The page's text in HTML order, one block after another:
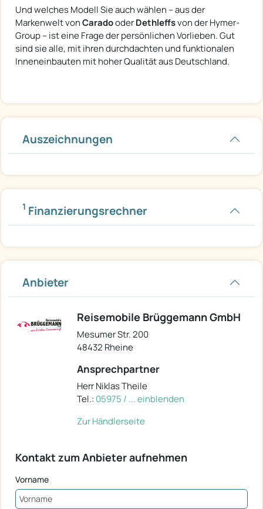
Und welches Modell Sie auch wählen – aus der
Markenwelt vonCaradooderDethleffsvon der Hymer-
Group – ist eine Frage der persönlichen Vorlieben. Gut
sind sie alle, mit ihren durchdachten und funktionalen
Inneneinbauten mit hoher Qualität aus Deutschland.
Auszeichnungen
1 Finanzierungsrechner
Anbieter
Reisemobile Brüggemann GmbH
Mesumer Str. 200
48432 Rheine
Ansprechpartner
Herr Niklas Theile
Tel.: 05975 / ... einblenden
Zur Händlerseite
Kontakt zum Anbieter aufnehmen
Vorname